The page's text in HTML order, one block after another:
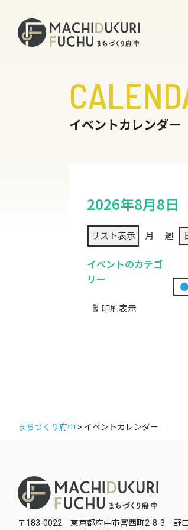
イベントカレンダー
2026年8月8日
リスト表示 月 週
イベントのカテゴ
リー
題
印刷 表示
まちづくり府中 > イベントカレンダー
〒183-0022 東京都府中市宮西町2-8-3 野